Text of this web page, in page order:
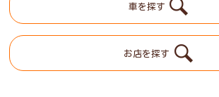
車を探す
お店を探す